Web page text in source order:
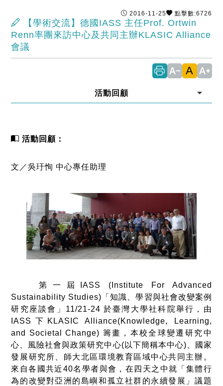
2016-11-25 點擊數:6726
【學術交流】德國IASS 主任Prof. Ortwin
Renn率團來訪中心及共同主辦KLASIC Alliance
會議
text_decrease A text_increase
活動回顧
活動回顧：
文／吳玗恂 中心專任助理
第一屆IASS (Institute For Advanced
Sustainability Studies)「知識、學習與社會改變案例
研究座談會」11/21-24 於臺灣大學社科院舉行，由
IASS下KLASIC Alliance(Knowledge, Learning,
and Societal Change) 籌畫，本校全球變遷研究中
心、風險社會與政策研究中心(以下簡稱本中心)、國家
發展研究所、師大北區環境教育區域中心共同主辦。
來自各國共近40名學者與會，在四天之中就「集體行
為的改變對亞洲的島嶼和孤立社群的永續發展」議題